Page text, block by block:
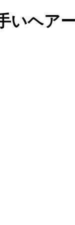
いヘア